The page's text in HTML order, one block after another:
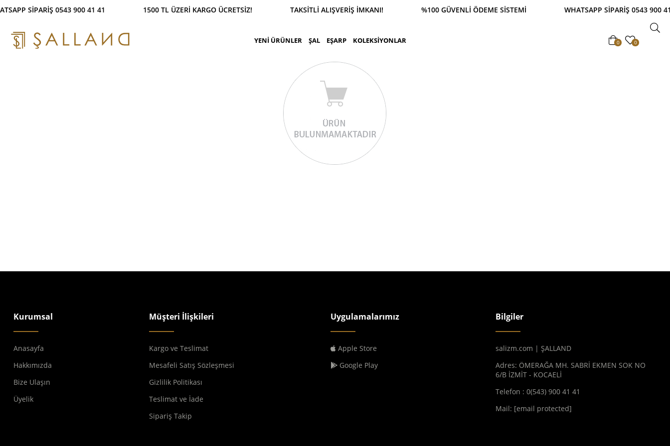
SİPARİŞ 0543 900 41 41 1500 TL ÜZERİ KARGO ÜCRETSİZ! TAKSİTLİ ALIŞVERİŞ İMKANI! %100 GÜVENLİ ÖDEME SİSTEMİ WHATSAPP SİPARİŞ 0543 900 41
YENİ ÜRÜNLER ŞAL EŞARP KOLEKSİYONLAR 0 0
Kurumsal
Anasayfa
Hakkımızda
Bize Ulaşın
Üyelik
Müşteri İlişkileri
Kargo ve Teslimat
Mesafeli Satış Sözleşmesi
Gizlilik Politikası
Teslimat ve İade
Sipariş Takip
Uygulamalarımız
Apple Store
Google Play
Bilgiler
salizm.com | ŞALLAND
Adres: ÖMERAĞA MH. SABRİ EKMEN SOK NO
6/B İZMİT - KOCAELİ
Telefon : 0(543) 900 41 41
Mail: [email protected]